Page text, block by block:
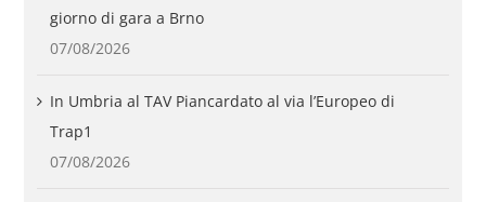
giorno di gara a Brno
07/08/2026
In Umbria al TAV Piancardato al via l’Europeo di
Trap1
07/08/2026